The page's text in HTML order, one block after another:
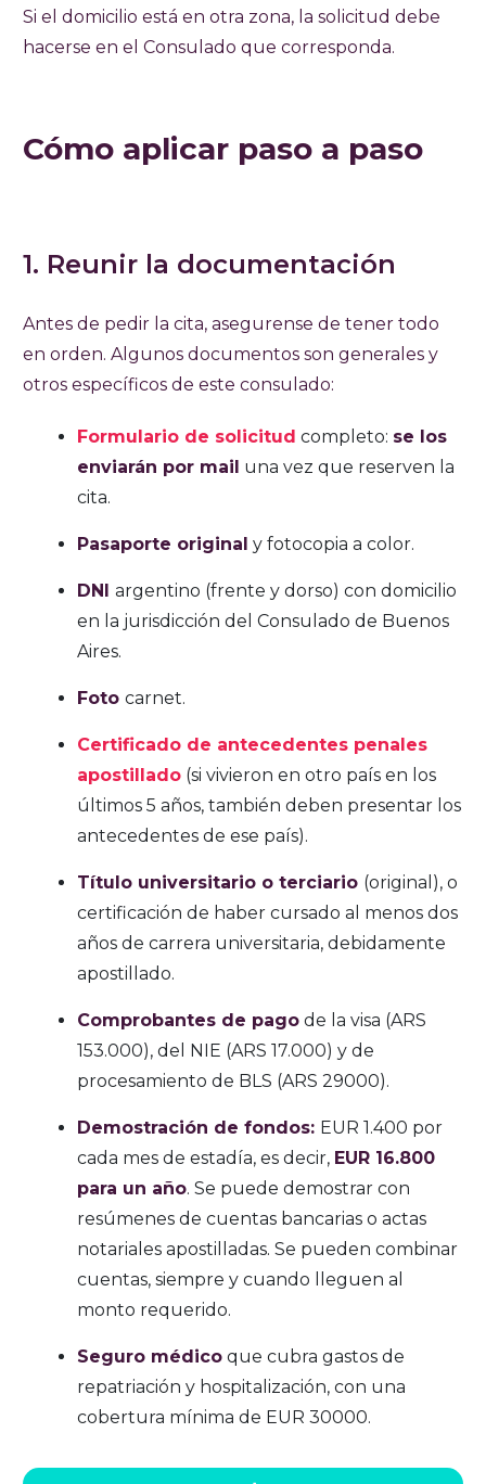
Si el domicilio está en otra zona, la solicitud debe
hacerse en el Consulado que corresponda.
Cómo aplicar paso a paso
1. Reunir la documentación
Antes de pedir la cita, asegurense de tener todo
en orden. Algunos documentos son generales y
otros específicos de este consulado:
Formulario de solicitud completo: se los
enviarán por mail una vez que reserven la
cita.
Pasaporte original y fotocopia a color.
DNI argentino (frente y dorso) con domicilio
en la jurisdicción del Consulado de Buenos
Aires.
Foto carnet.
Certificado de antecedentes penales
apostillado (si vivieron en otro país en los
últimos 5 años, también deben presentar los
antecedentes de ese país).
Título universitario o terciario (original), o
certificación de haber cursado al menos dos
años de carrera universitaria, debidamente
apostillado.
Comprobantes de pago de la visa (ARS
153.000), del NIE (ARS 17.000) y de
procesamiento de BLS (ARS 29000).
Demostración de fondos: EUR 1.400 por
cada mes de estadía, es decir, EUR 16.800
para un año. Se puede demostrar con
resúmenes de cuentas bancarias o actas
notariales apostilladas. Se pueden combinar
cuentas, siempre y cuando lleguen al
monto requerido.
Seguro médico que cubra gastos de
repatriación y hospitalización, con una
cobertura mínima de EUR 30000.